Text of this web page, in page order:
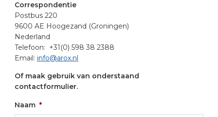
Correspondentie
Postbus 220
9600 AE Hoogezand (Groningen)
Nederland
Telefoon: +31(0) 598 38 2388
Email: info@arox.nl
Of maak gebruik van onderstaand
contactformulier.
Naam *